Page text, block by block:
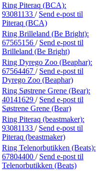
Ring Piteraq (BCA):
93081133 / Send e-post til
Piteraq (BCA)
Ring Brilleland (Be Bright):
67565156 / Send e-post til
Brilleland (Be Bright)
Ring Dyrego Zoo (Beaphar):
67564467 / Send e-post til
Dyrego Zoo (Beaphar)
Ring Søstrene Grene (Bear):
40141629 / Send e-post til
Søstrene Grene (Bear)
Ring Piteraq (beastmaker):
93081133 / Send e-post til
Piteraq (beastmaker)
Ring Telenorbutikken (Beats):
67804400 / Send e-post til
Telenorbutikken (Beats)